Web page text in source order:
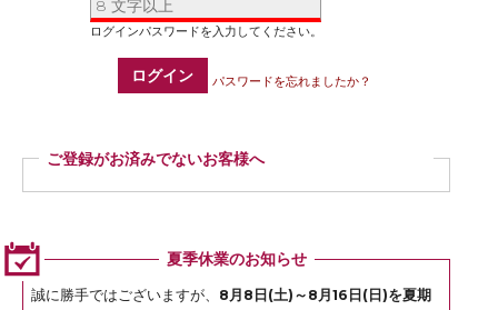
ログイン パスワードを忘れましたか？
ご登録がお済みでないお客様へ
ご登録いただくと商品ご購入の際、お届け先情報などを毎回ご入力いただかなく
夏季休業のお知らせ
誠に勝手ではございますが、 8月8日(土)～8月16日(日)を夏期